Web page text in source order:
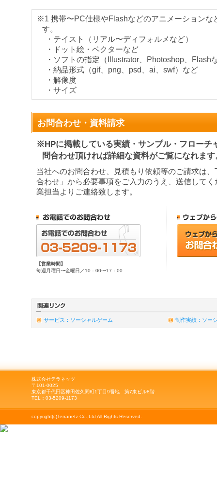
※1 携帯〜PC仕様やFlashなどのアニメーションな
す。
・テイスト（リアル〜ディフォルメなど）
・ドット絵・ベクターなど
・ソフトの指定（Illustrator、Photoshop、Flash
・納品形式（gif、png、psd、ai、swf）など
・解像度
・サイズ
お問合わせ・資料請求
※HPに掲載している実績・サンプル・フローチ
問合わせ頂ければ詳細な資料がご覧になれます
当社へのお問合わせ、見積もり依頼等のご請求は
合わせ」から必要事項をご入力のうえ、送信して
業担当よりご連絡致します。
【営業時間】
毎週月曜日〜金曜日／10：00〜17：00
サービス：ソーシャルゲーム 制作実績：ソー
株式会社テラネッツ
〒101-0025
東京都千代田区神田佐久間町1丁目9番地 第7東ビル8階
TEL：03-5209-1173
copyright(c)Terranetz Co.,Ltd All Rights Reserved.